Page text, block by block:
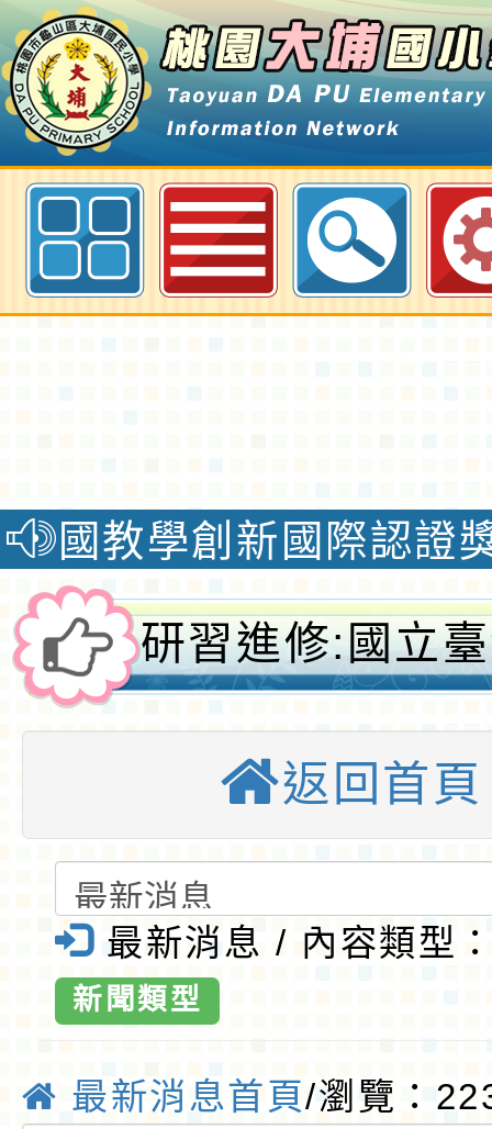
國立臺灣師範大學辦理114年「素
資源建置暨推廣計畫」素養導向評
習-桃園大埔國小全球資訊網
創新國際認證獎榮獲
研習進修:國立
導向課室評量
暨推廣計畫」
評量實作工作坊
園大埔國小全球
桃園優質
返回首頁
最新消息 / 內容類型
新聞類型
最新消息首頁/瀏覽：